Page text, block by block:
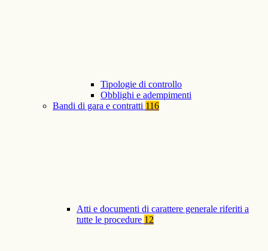
Tipologie di controllo
Obblighi e adempimenti
Bandi di gara e contratti 116
Atti e documenti di carattere generale riferiti a
tutte le procedure 12